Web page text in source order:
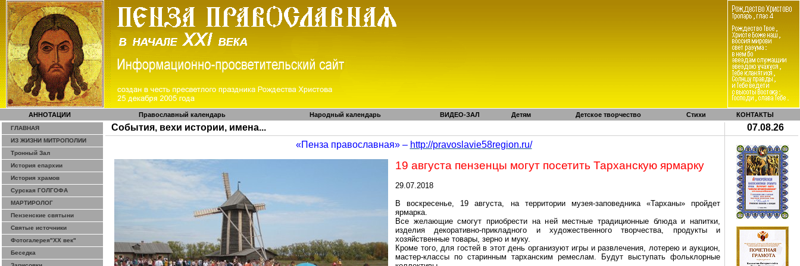
АННОТАЦИИ Православный календарь Народный календарь ВИДЕО-ЗАЛ Детям Детское творчество Стихи КОНТАКТЫ
ГЛАВНАЯ
ИЗ ЖИЗНИ МИТРОПОЛИИ
Тронный Зал
История епархии
История храмов
Сурская ГОЛГОФА
МАРТИРОЛОГ
Пензенские святыни
Святые источники
Фотогалерея"ХХ век"
Беседка
События, вехи истории, имена...
07.08.26
«Пенза православная» – http://pravoslavie58region.ru/
19 августа пензенцы могут посетить Тарханскую ярмарку
29.07.2018
В воскресенье, 19 августа, на территории музея-заповедника «Тарханы» пройдет
ярмарка.
Все желающие смогут приобрести на ней местные традиционные блюда и напитки,
изделия декоративно-прикладного и художественного творчества, продукты и
хозяйственные товары, зерно и муку.
Кроме того, для гостей в этот день организуют игры и развлечения, лотерею и аукцион,
мастер-классы по старинным тарханским ремеслам. Будут выступать фольклорные